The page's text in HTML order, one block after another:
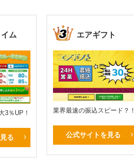
ム
3％UP！
る
エアギフト
業界最速の振込スピード？！
公式サイトを見る